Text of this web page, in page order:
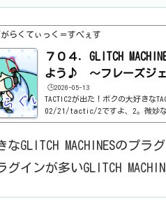
がらくてぃっく＝すぺぇす
７０４．GLITCH
よう♪ ～フレーズジ
🕒️2026-05-13
TACTIC2が出た！ボクの大好き
02/21/tactic/2ですよ、2。微妙な
エフェクターがついたことでしょ
ctic/インストール方法インストー
sss-music.xyz/2022/02/03/
GLITCH MACHINESのプラグ
グインが多いGLITCH